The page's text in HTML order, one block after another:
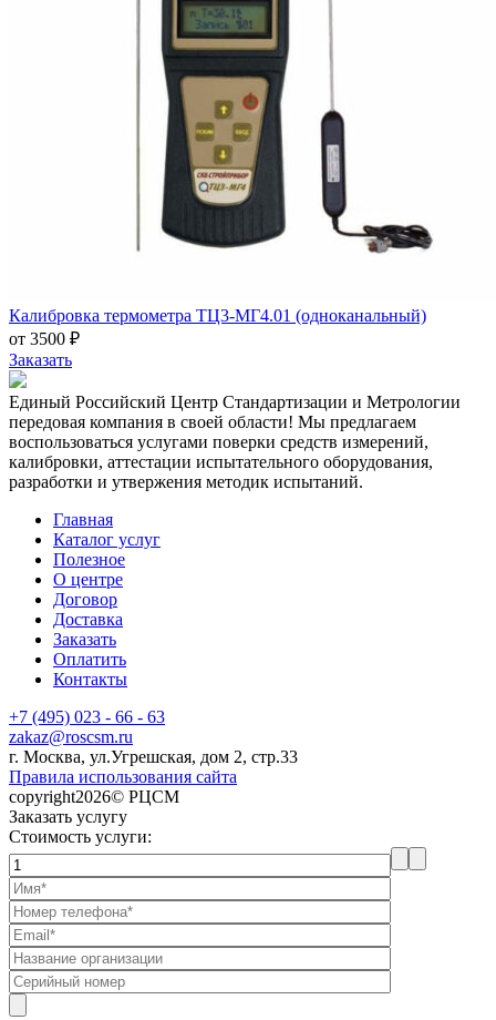
Калибровка термометра ТЦ3-МГ4.01 (одноканальный)
от 3500 ₽
Заказать
Единый Российский Центр Стандартизации и Метрологии
передовая компания в своей области! Мы предлагаем
воспользоваться услугами поверки средств измерений,
калибровки, аттестации испытательного оборудования,
разработки и утвержения методик испытаний.
Главная
Каталог услуг
Полезное
О центре
Договор
Доставка
Заказать
Оплатить
Контакты
+7 (495) 023 - 66 - 63
zakaz@roscsm.ru
г. Москва, ул.Угрешская, дом 2, стр.33
Правила использования сайта
copyright2026© РЦСМ
Заказать услугу
Стоимость услуги: